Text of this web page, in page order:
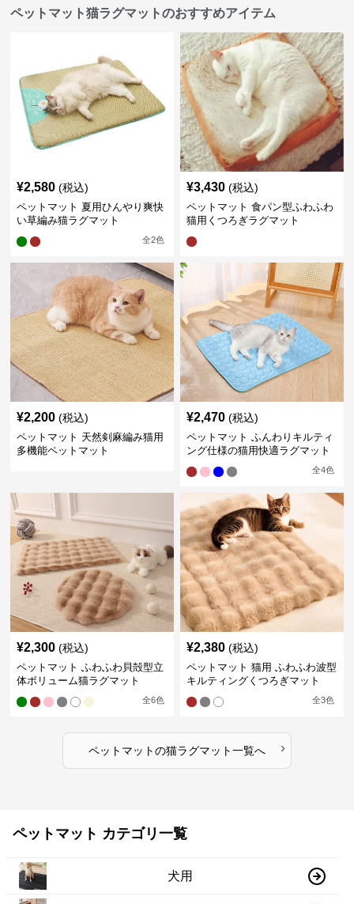
ペットマット猫ラグマットのおすすめアイテム
¥2,580 (税込)
ペットマット 夏用ひんやり爽快
い草編み猫ラグマット
全2色
¥3,430 (税込)
ペットマット 食パン型ふわふわ
猫用くつろぎラグマット
¥2,200 (税込)
ペットマット 天然剣麻編み猫用
多機能ペットマット
¥2,470 (税込)
ペットマット ふんわりキルティ
ング仕様の猫用快適ラグマット
全4色
¥2,300 (税込)
ペットマット ふわふわ貝殻型立
体ボリューム猫ラグマット
全6色
¥2,380 (税込)
ペットマット 猫用 ふわふわ波型
キルティングくつろぎマット
全3色
ペットマットの猫ラグマット一覧へ ›
ペットマット カテゴリ一覧
犬用